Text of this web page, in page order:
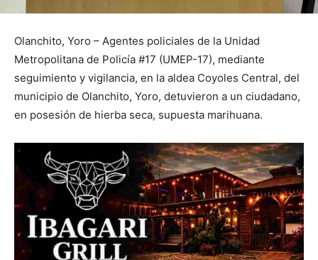
Olanchito, Yoro – Agentes policiales de la Unidad
Metropolitana de Policía #17 (UMEP-17), mediante
seguimiento y vigilancia, en la aldea Coyoles Central, del
municipio de Olanchito, Yoro, detuvieron a un ciudadano,
en posesión de hierba seca, supuesta marihuana.